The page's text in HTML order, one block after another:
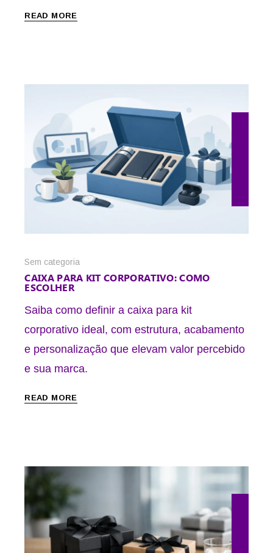
READ MORE
Sem categoria
CAIXA PARA KIT CORPORATIVO: COMO
ESCOLHER
Saiba como definir a caixa para kit
corporativo ideal, com estrutura, acabamento
e personalização que elevam valor percebido
e sua marca.
READ MORE